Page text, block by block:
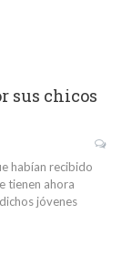
sus chicos
habían recibido
tienen ahora
jóvenes